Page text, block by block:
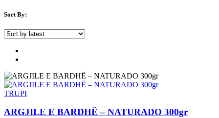
Sort By:
TRUPI
ARGJILE E BARDHË – NATURADO 300gr